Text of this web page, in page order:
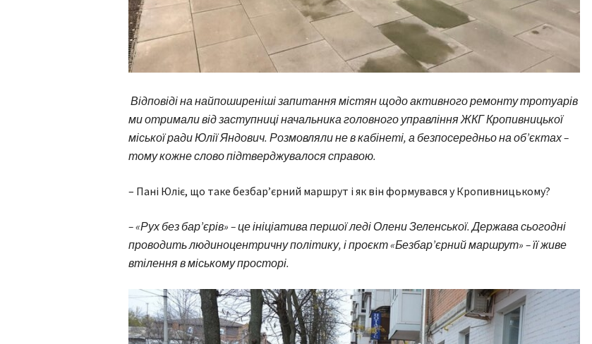
Відповіді на найпоширеніші запитання містян щодо активного ремонту тротуарів
ми отримали від заступниці начальника головного управління ЖКГ Кропивницької
міської ради Юлії Яндович. Розмовляли не в кабінеті, а безпосередньо на об’єктах –
тому кожне слово підтверджувалося справою.
– Пані Юліє, що таке безбар’єрний маршрут і як він формувався у Кропивницькому?
– «Рух без бар’єрів» – це ініціатива першої леді Олени Зеленської. Держава сьогодні
проводить людиноцентричну політику, і проєкт «Безбар’єрний маршрут» – її живе
втілення в міському просторі.